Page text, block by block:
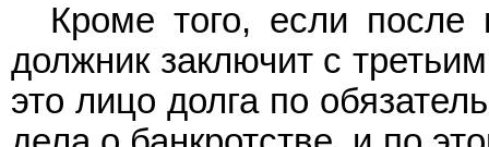
Кроме того, если после
должник заключит с
это лицо долга по